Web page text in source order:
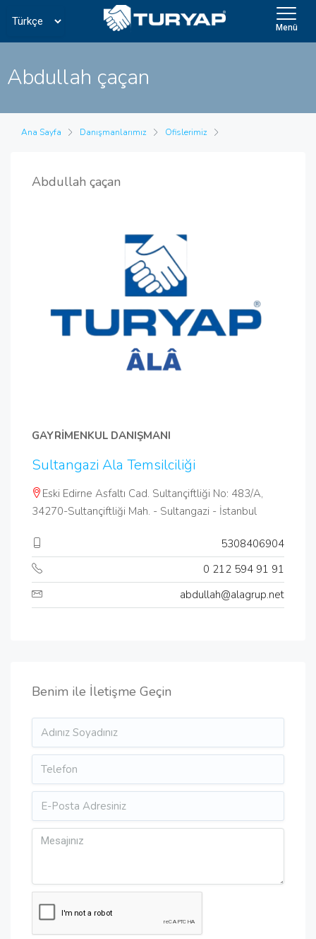
Menü
Abdullah çaçan
Ana Sayfa Danışmanlarımız Ofislerimiz
Abdullah çaçan
GAYRİMENKUL DANIŞMANI
Sultangazi Ala Temsilciliği
Eski Edirne Asfaltı Cad. Sultançiftliği No: 483/A,
34270-Sultançiftliği Mah. - Sultangazi - İstanbul
5308406904
0 212 594 91 91
abdullah@alagrup.net
Benim ile İletişme Geçin